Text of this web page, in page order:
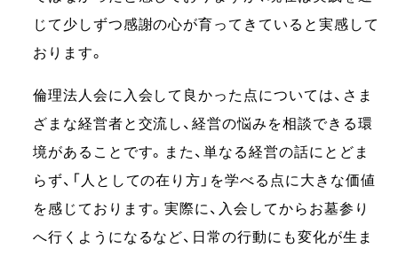
じて少しずつ感謝の心が育ってきていると実感して
おります。
倫理法人会に入会して良かった点については、さま
ざまな経営者と交流し、経営の悩みを相談できる環
境があることです。また、単なる経営の話にとどま
らず、「人としての在り方」を学べる点に大きな価値
を感じております。実際に、入会してからお墓参り
へ行くようになるなど、日常の行動にも変化が生ま